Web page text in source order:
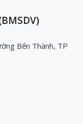
Bến Thành, TP